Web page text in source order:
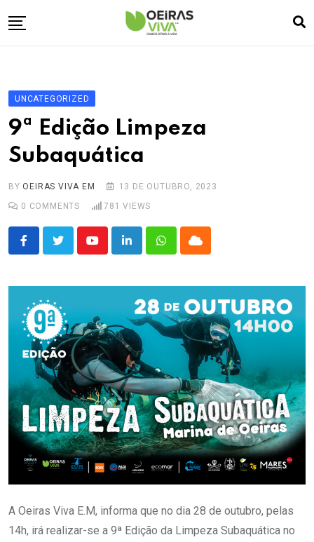
to
Oeiras Marina
Cultura🎭
Turismo✈️
Atividades 💬
UNCATEGORIZED
9ª Edição Limpeza
Subaquática
BY OEIRAS VIVA EM
13 DE OUTUBRO, 2023
0 COMMENTS 781 VIEWS
YoutubeLinkedInWhatsappCloud
A Oeiras Viva E.M, informa que no dia 28 de outubro, pelas
14h, irá realizar-se a 9ª Edição da Limpeza Subaquática no